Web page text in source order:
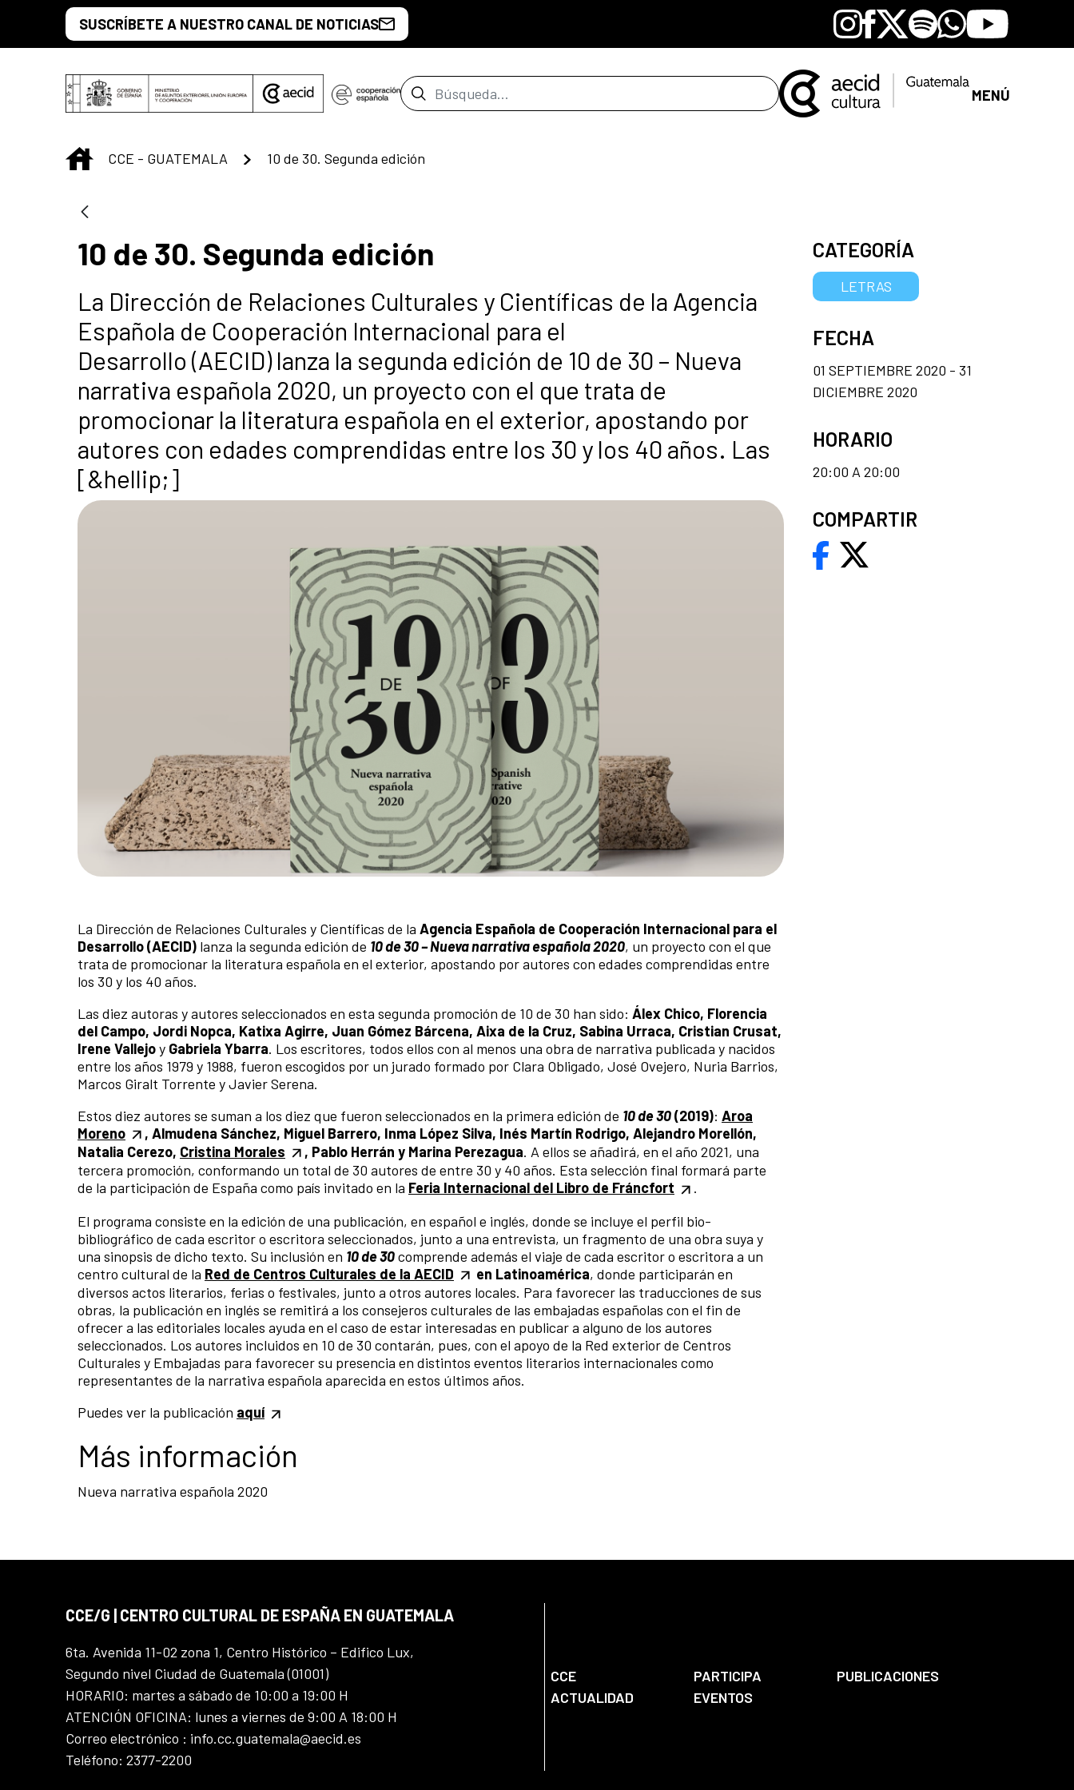
Saltar al contenido principal
SUSCRÍBETE A NUESTRO CANAL DE NOTICIAS Instagram
Facebook
X SpotifyWhatsapp
Youtube
Barra de búsqueda MENÚ
INICIO
CCE - GUATEMALA 10 de 30. Segunda edición
10 de 30. Segunda edición
La Dirección de Relaciones Culturales y Científicas de la Agencia
Española de Cooperación Internacional para el
Desarrollo (AECID) lanza la segunda edición de 10 de 30 – Nueva
narrativa española 2020, un proyecto con el que trata de
promocionar la literatura española en el exterior, apostando por
autores con edades comprendidas entre los 30 y los 40 años. Las
[&hellip;]
La Dirección de Relaciones Culturales y Científicas de la Agencia Española de Cooperación Internacional para el
Desarrollo(AECID) lanza la segunda edición de 10 de 30 – Nueva narrativa española 2020, un proyecto con el que
trata de promocionar la literatura española en el exterior, apostando por autores con edades comprendidas entre
los 30 y los 40 años.
Las diez autoras y autores seleccionados en esta segunda promoción de 10 de 30 han sido: Álex Chico, Florencia
del Campo, Jordi Nopca, Katixa Agirre, Juan Gómez Bárcena, Aixa de la Cruz, Sabina Urraca, Cristian Crusat,
Irene Vallejoy Gabriela Ybarra. Los escritores, todos ellos con al menos una obra de narrativa publicada y nacidos
entre los años 1979 y 1988, fueron escogidos por un jurado formado por Clara Obligado, José Ovejero, Nuria Barrios,
Marcos Giralt Torrente y Javier Serena.
Estos diez autores se suman a los diez que fueron seleccionados en la primera edición de 10 de 30(2019): Aroa
Moreno
, Almudena Sánchez, Miguel Barrero, Inma López Silva, Inés Martín Rodrigo, Alejandro Morellón,
Natalia Cerezo, Cristina Morales , Pablo Herrán y Marina Perezagua. A ellos se añadirá, en el año 2021, una
tercera promoción, conformando un total de 30 autores de entre 30 y 40 años. Esta selección final formará parte
de la participación de España como país invitado en la Feria Internacional del Libro de Fráncfort
.
El programa consiste en la edición de una publicación, en español e inglés, donde se incluye el perfil bio-
bibliográfico de cada escritor o escritora seleccionados, junto a una entrevista, un fragmento de una obra suya y
una sinopsis de dicho texto. Su inclusión en 10 de 30comprende además el viaje de cada escritor o escritora a un
centro cultural de la Red de Centros Culturales de la AECID en Latinoamérica, donde participarán en
diversos actos literarios, ferias o festivales, junto a otros autores locales. Para favorecer las traducciones de sus
obras, la publicación en inglés se remitirá a los consejeros culturales de las embajadas españolas con el fin de
ofrecer a las editoriales locales ayuda en el caso de estar interesadas en publicar a alguno de los autores
seleccionados. Los autores incluidos en 10 de 30 contarán, pues, con el apoyo de la Red exterior de Centros
Culturales y Embajadas para favorecer su presencia en distintos eventos literarios internacionales como
representantes de la narrativa española aparecida en estos últimos años.
Puedes ver la publicación aquí
Más información
Nueva narrativa española 2020
CATEGORÍA
LETRAS
FECHA
01 SEPTIEMBRE 2020 - 31
DICIEMBRE 2020
HORARIO
20:00 A 20:00
COMPARTIR
CCE/G | CENTRO CULTURAL DE ESPAÑA EN GUATEMALA
6ta. Avenida 11-02 zona 1, Centro Histórico – Edifico Lux,
Segundo nivel Ciudad de Guatemala (01001)
HORARIO: martes a sábado de 10:00 a 19:00 H
ATENCIÓN OFICINA: lunes a viernes de 9:00 A 18:00 H
Correo electrónico : info.cc.guatemala@aecid.es
Teléfono: 2377-2200
CCE PARTICIPA
PUBLICACIONES
ACTUALIDAD
EVENTOS